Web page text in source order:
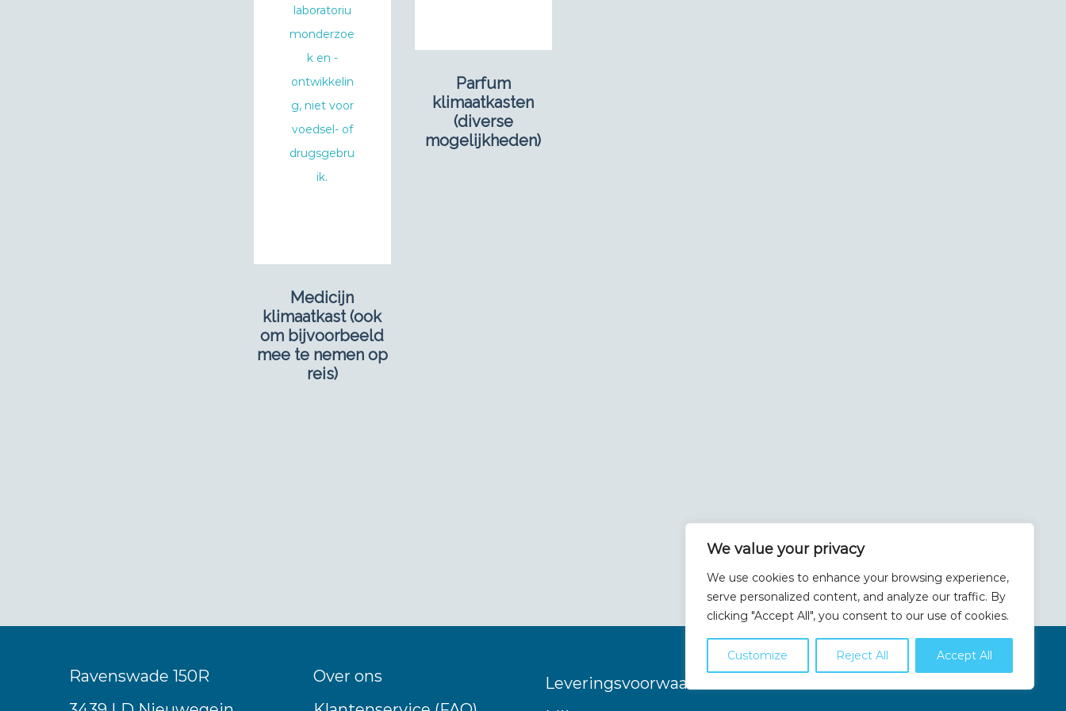
We value your privacy
We use cookies to enhance your browsing experience,
serve personalized content, and analyze our traffic. By
clicking "Accept All", you consent to our use of cookies.
Customize Reject All Accept All
Medicijn
klimaatkast (ook
om bijvoorbeeld
mee te nemen op
reis)
Parfum
klimaatkasten
(diverse
mogelijkheden)
Ravenswade 150R
Over ons
Leveringsvoorwaarden